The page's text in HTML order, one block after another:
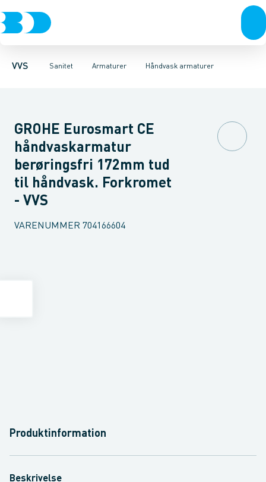
VVS Sanitet
Rør & fittingsPressfittings & rørKuglehaner & ventiler
Armaturer
Toiletter, sæder og cisterner VaskeArmaturerBrusere
Håndvask armaturer
Køkken armaturer Håndvask armaturerTermostatarmaturer
GROHE Eurosmart CE
håndvaskarmatur
berøringsfri 172mm tud
til håndvask. Forkromet
- VVS
VARENUMMER 704166604
Produktinformation
Beskrivelse